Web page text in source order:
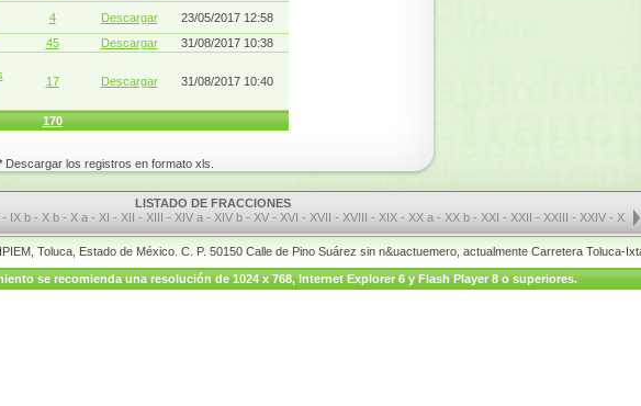
4 Descargar
23/05/2017 12:58
45 Descargar
31/08/2017 10:38
17 Descargar 31/08/2017 10:40
170
Descargar los registros en formato xls.
LISTADO DE FRACCIONES
IX b- X b- X a- XI - XII - XIII - XIV a- XIV b- XV - XVI - XVII - XVIII - XIX - XX a- XX b- XXI - XXII - XXIII - XXIV - XXV
Toluca, Estado de México. C. P. 50150 Calle de Pino Suárez sin n&uactuemero, actualmente Carretera Toluca-
se recomienda una resolución de 1024 x 768, Internet Explorer 6 y Flash Player 8 o superiores.